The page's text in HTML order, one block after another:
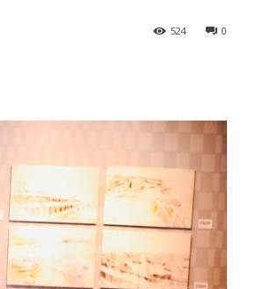
0
524